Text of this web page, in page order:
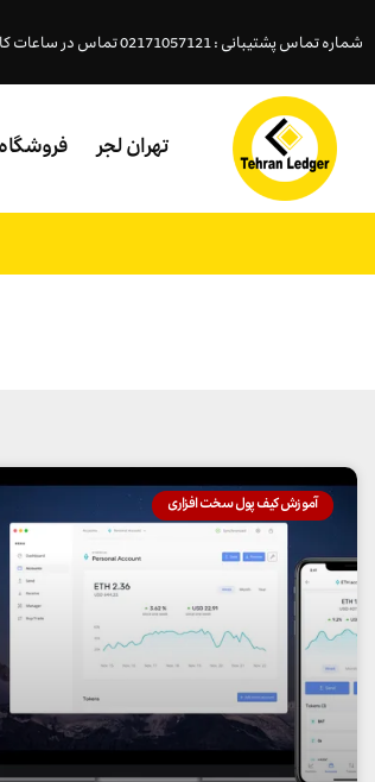
شماره تماس پشتیبانی : 02171057121 تماس در ساعات کاری شنبه تا چهارشنبه از ساعت ( 18- 9:45 )پنجشنبه (15 - 9:45 )
تهران لجر فروشگاه
آموزش کیف پول سخت افزاری